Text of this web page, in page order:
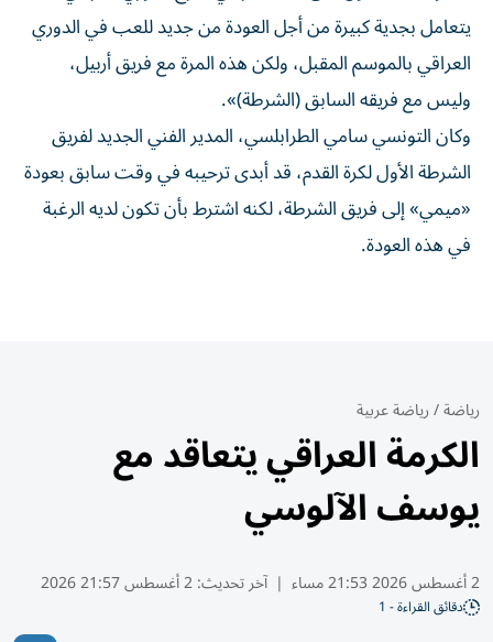
يتعامل بجدية كبيرة من أجل العودة من جديد للعب في الدوري
العراقي بالموسم المقبل، ولكن هذه المرة مع فريق أربيل،
وليس مع فريقه السابق (الشرطة)».
وكان التونسي سامي الطرابلسي، المدير الفني الجديد لفريق
الشرطة الأول لكرة القدم، قد أبدى ترحيبه في وقت سابق بعودة
«ميمي» إلى فريق الشرطة، لكنه اشترط بأن تكون لديه الرغبة
في هذه العودة.
رياضة/رياضة عربية
الكرمة العراقي يتعاقد مع
يوسف الآلوسي
2 أغسطس 2026 21:53 مساء | آخر تحديث:2 أغسطس 21:57 2026
دقائق القراءة - 1